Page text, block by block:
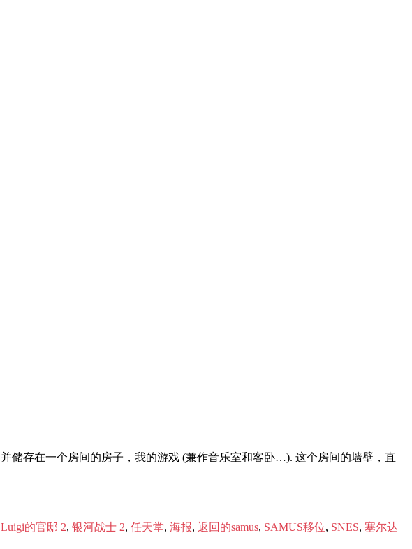
并储存在一个房间的房子，我的游戏 (兼作音乐室和客卧…). 这个房间的墙壁，直
Luigi的官邸 2, 银河战士 2, 任天堂, 海报, 返回的samus, SAMUS移位, SNES, 塞尔达